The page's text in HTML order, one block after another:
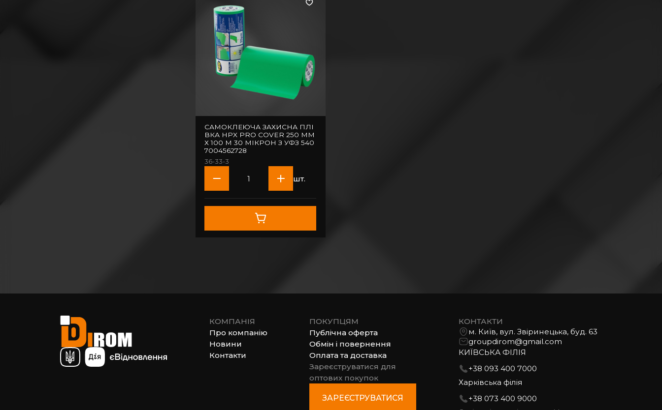
САМОКЛЕЮЧА ЗАХИСНА ПЛІ
ВКА HPX PRO COVER 250 ММ
Х 100 М 30 МІКРОН З УФЗ 540
7004562728
36-33-3
шт.
КОМПАНІЯ
Про компанію
Новини
Контакти
ПОКУПЦЯМ
Публічна оферта
Обмін і повернення
Оплата та доставка
Зареєструватися для
оптових покупок
ЗАРЕЄСТРУВАТИСЯ
КОНТАКТИ
м. Київ, вул. Звіринецька, буд. 63
groupdirom@gmail.com
КИЇВСЬКА ФІЛІЯ
+38 093 400 7000
Харківська філія
+38 073 400 9000